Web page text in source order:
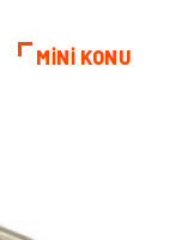
Moda
MİNİ KONU